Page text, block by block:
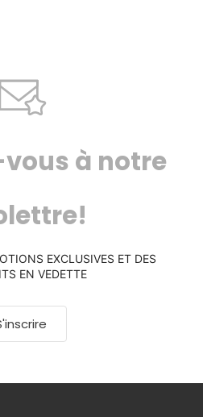
à notre
EXCLUSIVES ET DES
EN VEDETTE